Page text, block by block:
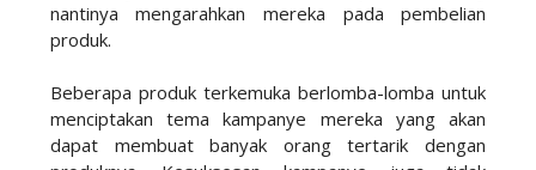
nantinya mengarahkan mereka pada pembelian
produk.
Beberapa produk terkemuka berlomba-lomba untuk
menciptakan tema kampanye mereka yang akan
dapat membuat banyak orang tertarik dengan